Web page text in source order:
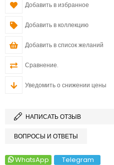
Добавить в избранное
Добавить в коллекцию
Добавить в список желаний
Сравнение.
Уведомить о снижении цены
НАПИСАТЬ ОТЗЫВ
ВОПРОСЫ И ОТВЕТЫ
WhatsApp Telegram